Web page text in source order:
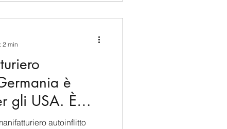
è
gli USA. È
autoinflitto
2 min